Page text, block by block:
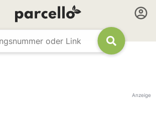
Anzeige